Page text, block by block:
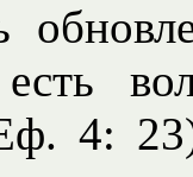
есть
4: